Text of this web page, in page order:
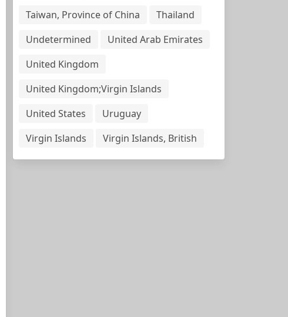
Taiwan, Province of China
Thailand
Undetermined
United Arab Emirates
United Kingdom
United Kingdom;Virgin Islands
United States
Uruguay
Virgin Islands
Virgin Islands, British